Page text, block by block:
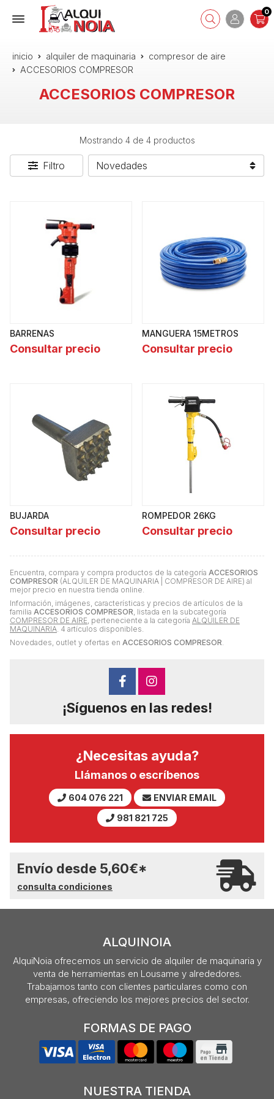
0
inicio alquiler de maquinaria
compresor de aire
ACCESORIOS COMPRESOR
ACCESORIOS COMPRESOR
Encuentra, compara y compra productos de la categoría ACCESORIOS
COMPRESOR (ALQUILER DE MAQUINARIA | COMPRESOR DE AIRE) al
mejor precio en nuestra tienda online.
Información, imágenes, características y precios de artículos de la
familia ACCESORIOS COMPRESOR, listada en la subcategoría
COMPRESOR DE AIRE, perteneciente a la categoría ALQUILER DE
MAQUINARIA. 4 artículos disponibles.
Novedades, outlet y ofertas en ACCESORIOS COMPRESOR.
Mostrando 4 de 4 productos
Filtro
BARRENAS
Consultar precio
MANGUERA 15METROS
Consultar precio
BUJARDA
Consultar precio
ROMPEDOR 26KG
Consultar precio
¡Síguenos en las redes!
¿Necesitas ayuda?
Llámanos o escríbenos
604 076 221
ENVIAR EMAIL
981 821 725
Envío desde 5,60€*
consulta condiciones
ALQUINOIA
AlquiNoia ofrecemos un servicio de alquiler de maquinaria y
venta de herramientas en Lousame y alrededores.
Trabajamos tanto con clientes particulares como con
empresas, ofreciendo los mejores precios del sector.
FORMAS DE PAGO
NUESTRA TIENDA